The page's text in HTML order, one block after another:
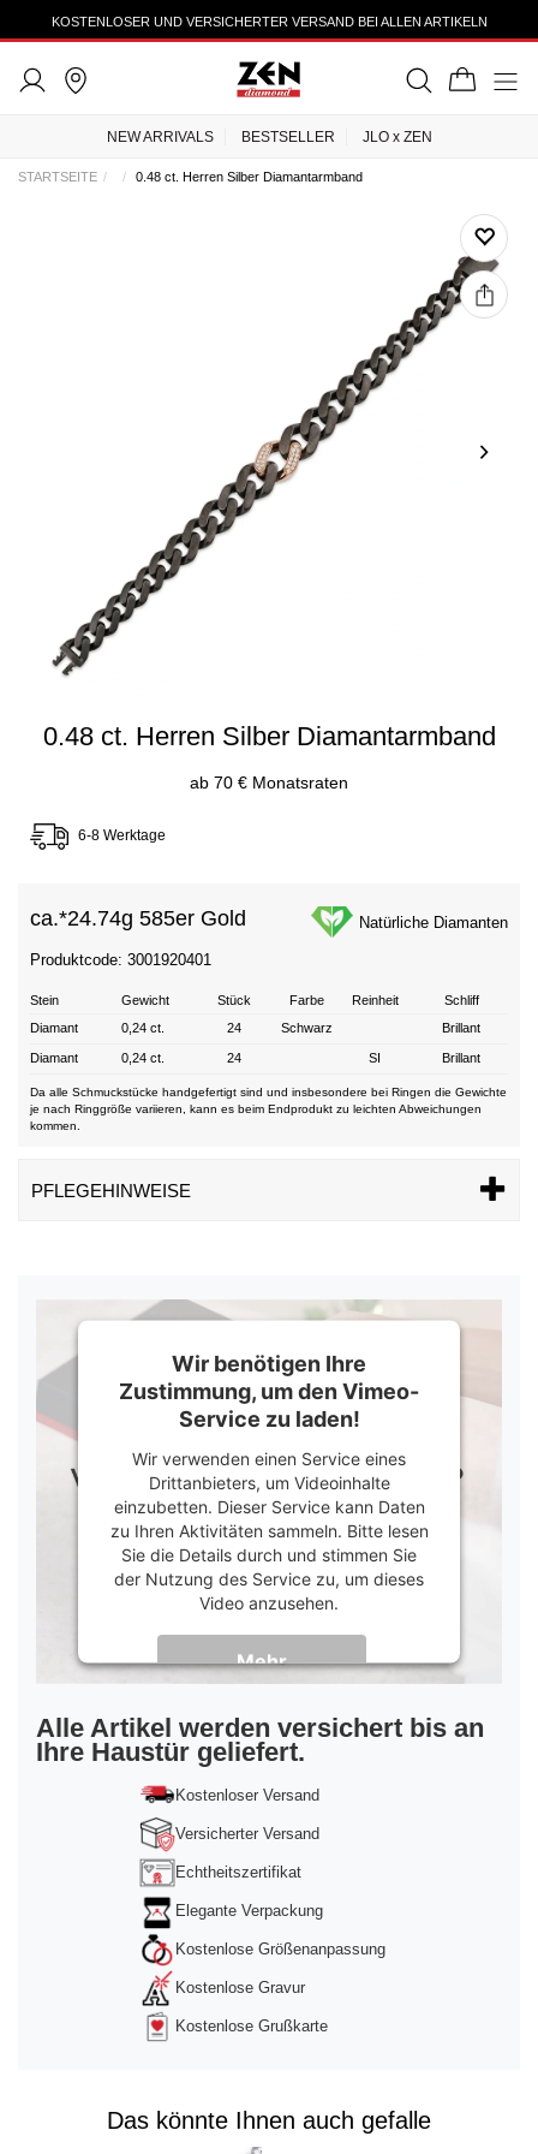
KOSTENLOSER UND VERSICHERTER VERSAND BEI ALLEN ARTIKELN
NEW ARRIVALS BESTSELLER JLO x ZEN
STARTSEITE 0.48 ct. Herren Silber Diamantarmband
0.48 ct. Herren Silber Diamantarmband
ab 70 € Monatsraten
6-8 Werktage
ca.*24.74g 585er Gold Natürliche Diamanten
Produktcode: 3001920401
Stein Gewicht Stück Farbe Reinheit
Schliff
Diamant
0,24 ct. 24 Schwarz Brillant
Diamant 0,24 ct. 24 SI Brillant
Da alle Schmuckstücke handgefertigt sind und insbesondere bei Ringen die Gewichte
je nach Ringgröße variieren, kann es beim Endprodukt zu leichten Abweichungen
kommen.
PFLEGEHINWEISE
Wir benötigen Ihre
Zustimmung, um den Vimeo-
Service zu laden!
Wir verwenden einen Service eines
Drittanbieters, um Videoinhalte
einzubetten. Dieser Service kann Daten
zu Ihren Aktivitäten sammeln. Bitte lesen
Sie die Details durch und stimmen Sie
der Nutzung des Service zu, um dieses
Video anzusehen.
Mehr
Informationen
Akzeptieren
powered byUsercentrics Consent
Management Platform&Trusted Shops
Alle Artikel werden versichert bis an
Ihre Haustür geliefert.
Kostenloser Versand
Versicherter Versand
Echtheitszertifikat
Elegante Verpackung
Kostenlose Größenanpassung
Kostenlose Gravur
Kostenlose Grußkarte
Das könnte Ihnen auch gefalle